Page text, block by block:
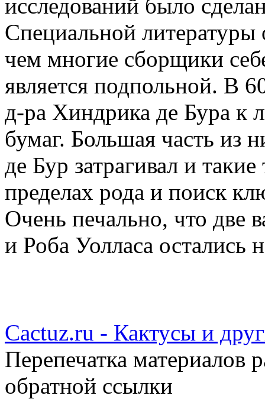
исследований было
Специальной литературы
чем многие сборщики
является подпольной. В
д-ра Хиндрика де Бура к
бумаг. Большая часть из
де Бур затрагивал и
пределах рода и поиск
Очень печально, что две
и Роба Уолласа остались
Cactuz.ru - Кактусы и
Перепечатка материалов
обратной ссылки